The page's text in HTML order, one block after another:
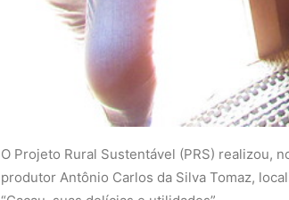
O Projeto Rural Sustentável (PRS) realizou,
produtor Antônio Carlos da Silva Tomaz,